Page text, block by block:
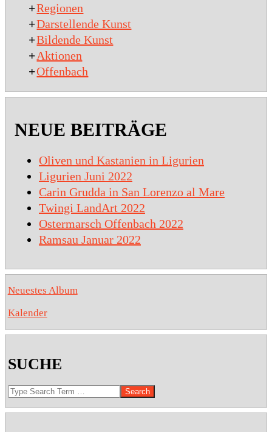
+Regionen
+Darstellende Kunst
+Bildende Kunst
+Aktionen
+Offenbach
NEUE BEITRÄGE
Oliven und Kastanien in Ligurien
Ligurien Juni 2022
Carin Grudda in San Lorenzo al Mare
Twingi LandArt 2022
Ostermarsch Offenbach 2022
Ramsau Januar 2022
Neuestes Album
Kalender
SUCHE
Search